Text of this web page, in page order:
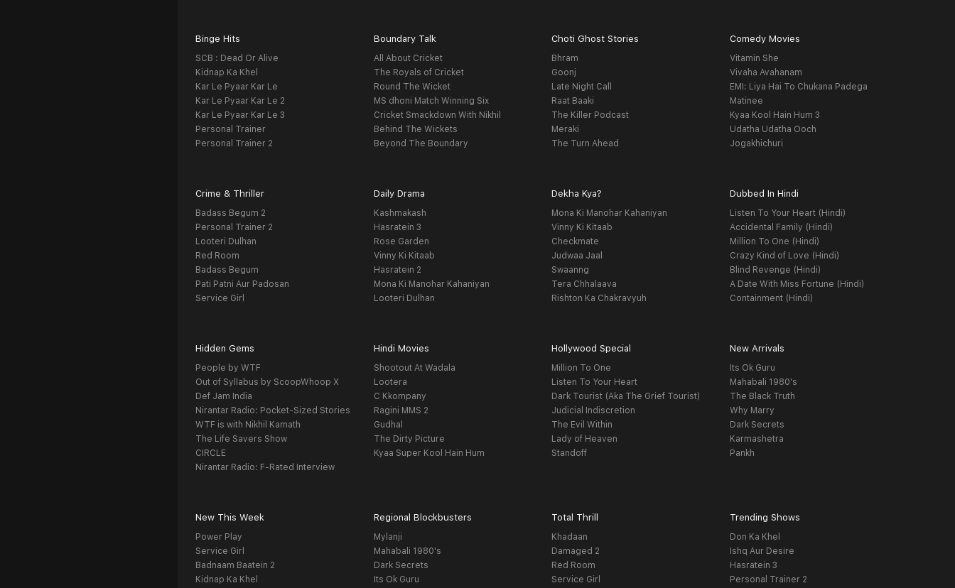
Binge Hits
SCB : Dead Or Alive
Kidnap Ka Khel
Kar Le Pyaar Kar Le
Kar Le Pyaar Kar Le 2
Kar Le Pyaar Kar Le 3
Personal Trainer
Personal Trainer 2
Boundary Talk
All About Cricket
The Royals of Cricket
Round The Wicket
MS dhoni Match Winning Six
Cricket Smackdown With Nikhil
Behind The Wickets
Beyond The Boundary
Choti Ghost Stories
Bhram
Goonj
Late Night Call
Raat Baaki
The Killer Podcast
Meraki
The Turn Ahead
Comedy Movies
Vitamin She
Vivaha Avahanam
EMI: Liya Hai To Chukana Padega
Matinee
Kyaa Kool Hain Hum 3
Udatha Udatha Ooch
Jogakhichuri
Crime & Thriller
Badass Begum 2
Personal Trainer 2
Looteri Dulhan
Red Room
Badass Begum
Pati Patni Aur Padosan
Service Girl
Daily Drama
Kashmakash
Hasratein 3
Rose Garden
Vinny Ki Kitaab
Hasratein 2
Mona Ki Manohar Kahaniyan
Looteri Dulhan
Dekha Kya?
Mona Ki Manohar Kahaniyan
Vinny Ki Kitaab
Checkmate
Judwaa Jaal
Swaanng
Tera Chhalaava
Rishton Ka Chakravyuh
Dubbed In Hindi
Listen To Your Heart (Hindi)
Accidental Family (Hindi)
Million To One (Hindi)
Crazy Kind of Love (Hindi)
Blind Revenge (Hindi)
A Date With Miss Fortune (Hindi)
Containment (Hindi)
Hidden Gems
People by WTF
Out of Syllabus by ScoopWhoop X
Def Jam India
Nirantar Radio: Pocket-Sized Stories
WTF is with Nikhil Kamath
The Life Savers Show
CIRCLE
Nirantar Radio: F-Rated Interview
Hindi Movies
Shootout At Wadala
Lootera
C Kkompany
Ragini MMS 2
Gudhal
The Dirty Picture
Kyaa Super Kool Hain Hum
Hollywood Special
Million To One
Listen To Your Heart
Dark Tourist (Aka The Grief Tourist)
Judicial Indiscretion
The Evil Within
Lady of Heaven
Standoff
New Arrivals
Its Ok Guru
Mahabali 1980's
The Black Truth
Why Marry
Dark Secrets
Karmashetra
Pankh
New This Week
Power Play
Service Girl
Badnaam Baatein 2
Kidnap Ka Khel
Regional Blockbusters
Mylanji
Mahabali 1980's
Dark Secrets
Its Ok Guru
Total Thrill
Khadaan
Damaged 2
Red Room
Service Girl
Trending Shows
Don Ka Khel
Ishq Aur Desire
Hasratein 3
Personal Trainer 2